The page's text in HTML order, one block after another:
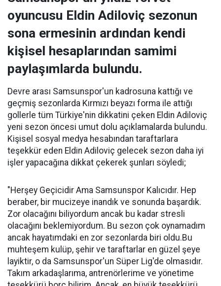
oyuncusu Eldin Adiloviç sezonun
sona ermesinin ardından kendi
kişisel hesaplarından samimi
paylaşımlarda bulundu.
Devre arası Samsunspor'un kadrosuna kattığı ve
geçmiş sezonlarda Kırmızı beyazı forma ile attığı
gollerle tüm Türkiye'nin dikkatini çeken Eldin Adiloviç
yeni sezon öncesi umut dolu açıklamalarda bulundu.
Kişisel sosyal medya hesabından taraftarlara
teşekkür eden Eldin Adiloviç gelecek sezon daha iyi
işler yapacağına dikkat çekerek şunları söyledi;
"Herşey Geçicidir Ama Samsunspor Kalıcıdır. Hep
beraber, bir mucizeye inandık ve sonunda başardık.
Zor olacağını biliyordum ancak bu kadar stresli
olacağını beklemiyordum. Bu sezon çok oynamadım
ancak hayatımdaki en zor sezonlarda biri oldu.Bu
muhteşem kulüp, şehir ve taraftarlar en güzel şeye
layiktir, o da Samsunspor'un Süper Lig'de olmasıdır.
Takım arkadaşlarıma, antrenörlerime ve yönetime